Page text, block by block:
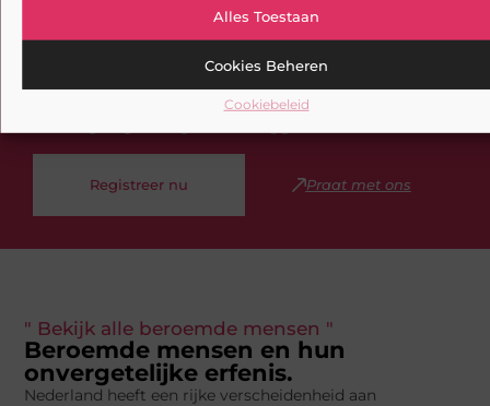
Alles Toestaan
Cookies Beheren
Cookiebeleid
nieuwsgierige lezer? Sluit je aan bij ons blogplatform
bouw mee aan een levendige community. Registreer
Registreer nu Praat met ons
" Bekijk alle beroemde mensen "
Beroemde mensen en hun
onvergetelijke erfenis.
Nederland heeft een rijke verscheidenheid aan